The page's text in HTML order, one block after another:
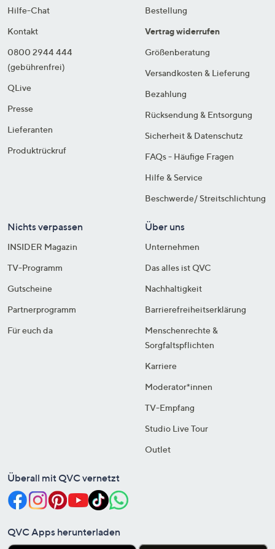
Hilfe-Chat
Kontakt
0800 2944 444
(gebührenfrei)
QLive
Presse
Lieferanten
Produktrückruf
Bestellung
Vertrag widerrufen
Größenberatung
Versandkosten & Lieferung
Bezahlung
Rücksendung & Entsorgung
Sicherheit & Datenschutz
FAQs - Häufige Fragen
Hilfe & Service
Beschwerde/ Streitschlichtung
Nichts verpassen
INSIDER Magazin
TV-Programm
Gutscheine
Partnerprogramm
Für euch da
Über uns
Unternehmen
Das alles ist QVC
Nachhaltigkeit
Barrierefreiheitserklärung
Menschenrechte &
Sorgfaltspflichten
Karriere
Moderator*innen
TV-Empfang
Studio Live Tour
Outlet
Überall mit QVC vernetzt
QVC Apps herunterladen